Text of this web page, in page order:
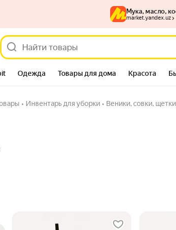
Одежда Товары для дома Красота
Мука, масло,
market.yandex.uz
• Инвентарь для уборки • Веники, совки,